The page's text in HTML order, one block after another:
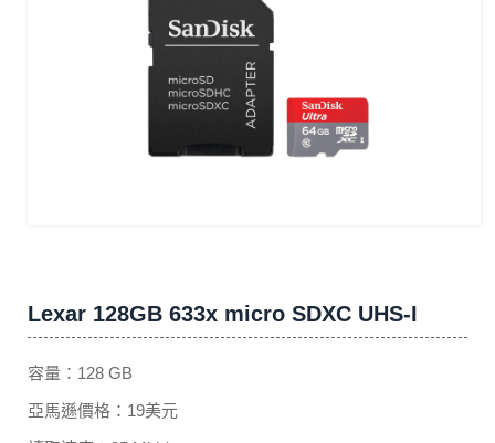
Lexar 128GB 633x micro SDXC UHS-I
容量：128 GB
亞馬遜價格：19美元